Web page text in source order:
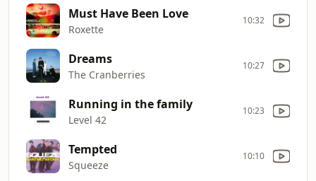
Must Have Been Love
Roxette
10:32
Dreams
The Cranberries
10:27
Running in the family
Level 42
10:23
Tempted
Squeeze
10:10